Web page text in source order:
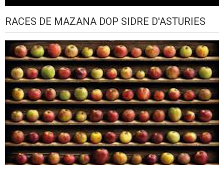
RACES DE MAZANA DOP SIDRE D'ASTURIES